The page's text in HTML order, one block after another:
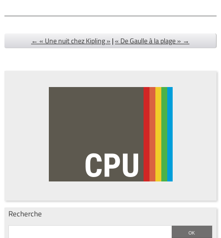
← « Une nuit chez Kipling » |« De Gaulle à la plage » →
Recherche